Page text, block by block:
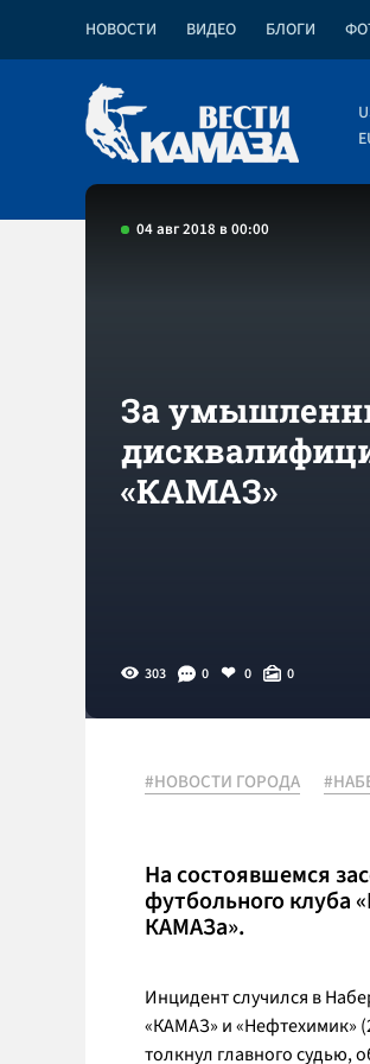
НОВОСТИ ВИДЕО БЛОГИ
04 авг 2018 в 00:00
За
«КАМАЗ»
303 0 0 0
#НОВОСТИ ГОРОДА
На состоявшемся
футбольного клуба
КАМАЗа».
Инцидент случился в
«КАМАЗ» и «Нефтехимик»
толкнул главного судью,